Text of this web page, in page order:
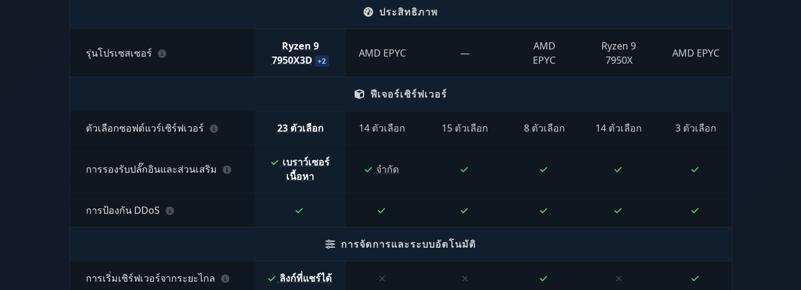
ประสิทธิภาพ
รุ่นโปรเซสเซอร์
Ryzen 9
7950X3D
+2
AMD EPYC —
AMD
EPYC
Ryzen 9
7950X
AMD EPYC
ฟีเจอร์เซิร์ฟเวอร์
ตัวเลือกซอฟต์แวร์เซิร์ฟเวอร์ 23 ตัวเลือก 14 ตัวเลือก 15 ตัวเลือก 8 ตัวเลือก 14 ตัวเลือก 3 ตัวเลือก
การรองรับปลั๊กอินและส่วนเสริม
เบราว์เซอร์
เนื้อหา
จำกัด
การป้องกัน DDoS
การจัดการและระบบอัตโนมัติ
การเริ่มเซิร์ฟเวอร์จากระยะไกล ลิงก์ที่แชร์ได้